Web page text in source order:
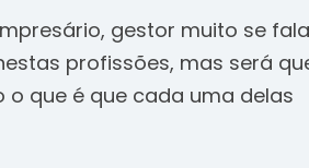
gestor muito se fala
profissões, mas será
o que é que cada uma delas